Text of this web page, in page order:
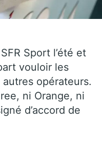
Sport l’été et
vouloir les
opérateurs.
ni Orange, ni
d’accord de